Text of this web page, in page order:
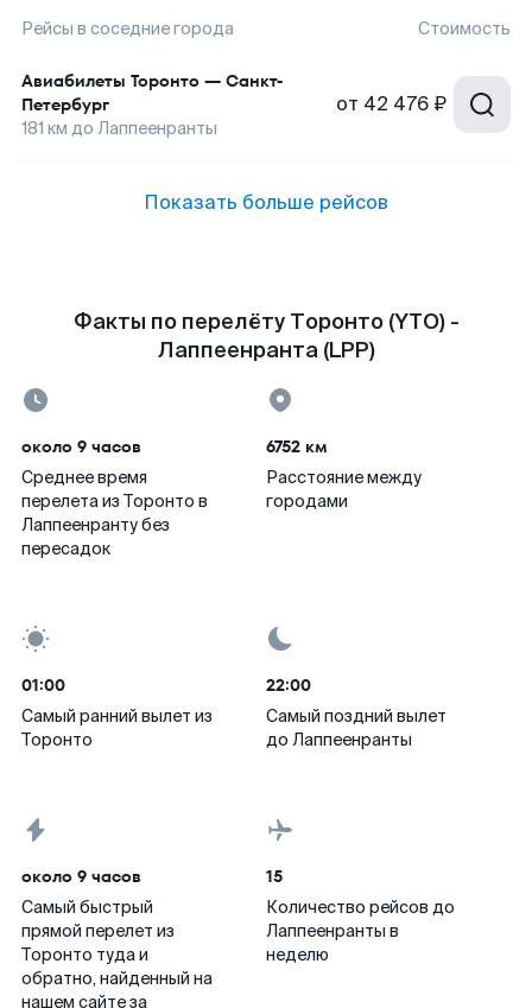
Рейсы в соседние города Стоимость
Авиабилеты Торонто — Санкт-
Петербург
181 км до Лаппеенранты
от 42 476 ₽
Показать больше рейсов
Факты по перелёту Торонто (YTO) -
Лаппеенранта (LPP)
около 9 часов
Среднее время
перелета из Торонто в
Лаппеенранту без
пересадок
6752 км
Расстояние между
городами
01:00
Самый ранний вылет из
Торонто
22:00
Самый поздний вылет
до Лаппеенранты
около 9 часов
Самый быстрый
прямой перелет из
Торонто туда и
обратно, найденный на
нашем сайте за
15
Количество рейсов до
Лаппеенранты в
неделю